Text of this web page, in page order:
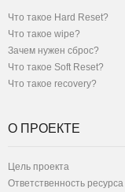
Что такое Hard Reset?
Что такое wipe?
Зачем нужен сброс?
Что такое Soft Reset?
Что такое recovery?
О ПРОЕКТЕ
Цель проекта
Ответственность ресурса